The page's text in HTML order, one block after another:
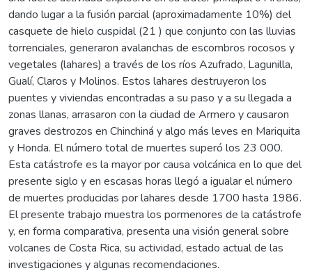
dando lugar a la fusión parcial (aproximadamente 10%) del
casquete de hielo cuspidal (21 ) que conjunto con las lluvias
torrenciales, generaron avalanchas de escombros rocosos y
vegetales (lahares) a través de los ríos Azufrado, Lagunilla,
Gualí, Claros y Molinos. Estos lahares destruyeron los
puentes y viviendas encontradas a su paso y a su llegada a
zonas llanas, arrasaron con la ciudad de Armero y causaron
graves destrozos en Chinchiná y algo más leves en Mariquita
y Honda. El número total de muertes superó los 23 000.
Esta catástrofe es la mayor por causa volcánica en lo que del
presente siglo y en escasas horas llegó a igualar el número
de muertes producidas por lahares desde 1700 hasta 1986.
El presente trabajo muestra los pormenores de la catástrofe
y, en forma comparativa, presenta una visión general sobre
volcanes de Costa Rica, su actividad, estado actual de las
investigaciones y algunas recomendaciones.